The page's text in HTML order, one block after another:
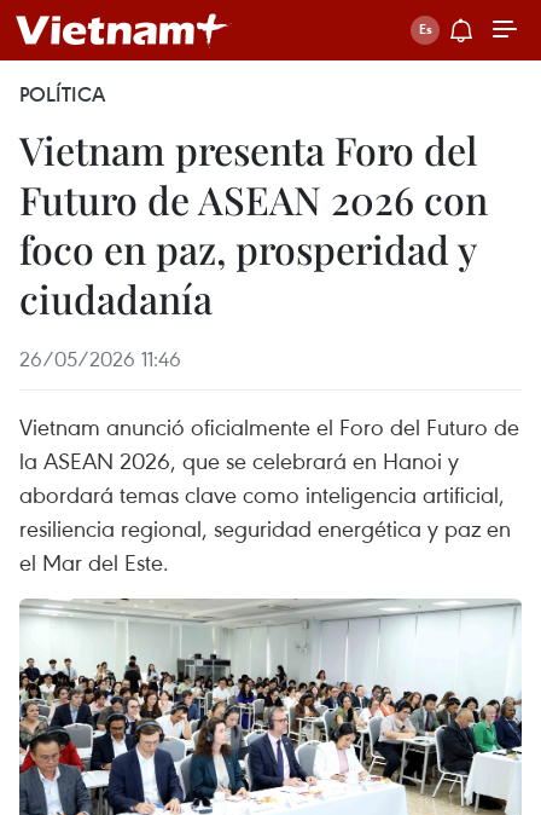
POLÍTICA
Vietnam presenta Foro del
Futuro de ASEAN 2026 con
foco en paz, prosperidad y
ciudadanía
26/05/2026 11:46
Vietnam anunció oficialmente el Foro del Futuro de
la ASEAN 2026, que se celebrará en Hanoi y
abordará temas clave como inteligencia artificial,
resiliencia regional, seguridad energética y paz en
el Mar del Este.